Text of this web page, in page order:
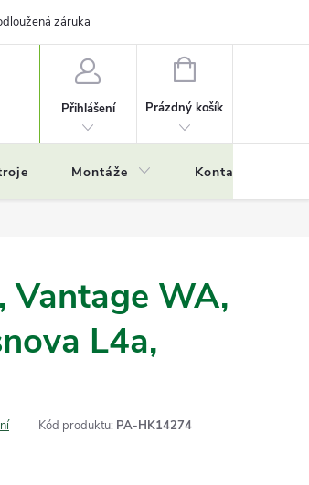
záruka
Přihlášení
NÁKUPNÍ
Prázdný košík
Montáže Kontakty
Vantage WA,
L4a,
Kód produktu: PA-HK14274